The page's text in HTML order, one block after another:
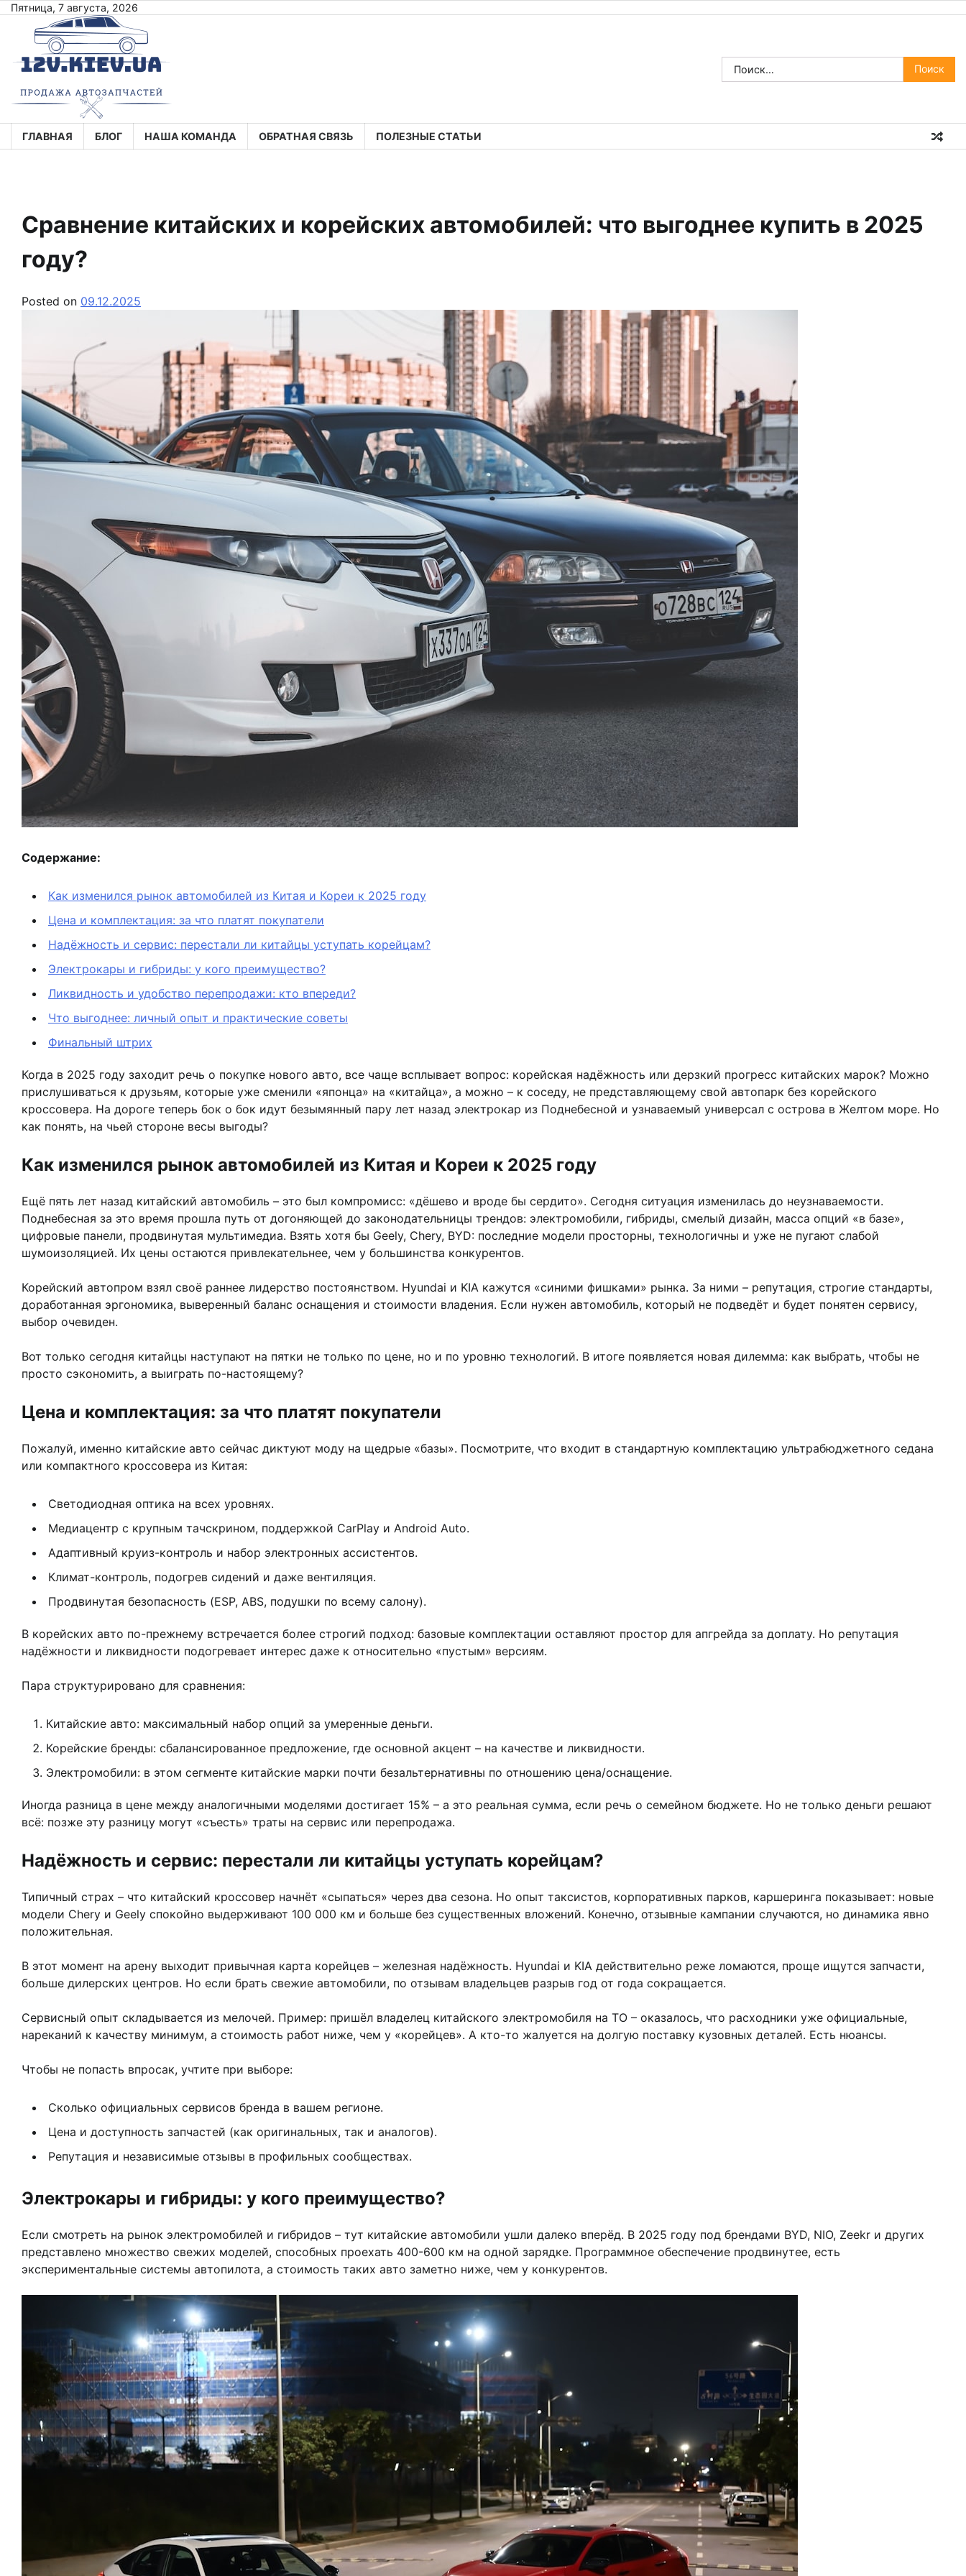
Skip
content
Пятница, 7 августа, 2026
Найти:
ГЛАВНАЯ БЛОГ НАША КОМАНДА ОБРАТНАЯ СВЯЗЬ ПОЛЕЗНЫЕ СТАТЬИ
Сравнение китайских и корейских автомобилей: что выгоднее купить в 2025
году?
Posted on 09.12.2025
Содержание:
Как изменился рынок автомобилей из Китая и Кореи к 2025 году
Цена и комплектация: за что платят покупатели
Надёжность и сервис: перестали ли китайцы уступать корейцам?
Электрокары и гибриды: у кого преимущество?
Ликвидность и удобство перепродажи: кто впереди?
Что выгоднее: личный опыт и практические советы
Финальный штрих
Когда в 2025 году заходит речь о покупке нового авто, все чаще всплывает вопрос: корейская надёжность или дерзкий прогресс китайских марок? Можно
прислушиваться к друзьям, которые уже сменили «японца» на «китайца», а можно – к соседу, не представляющему свой автопарк без корейского
кроссовера. На дороге теперь бок о бок идут безымянный пару лет назад электрокар из Поднебесной и узнаваемый универсал с острова в Желтом море. Но
как понять, на чьей стороне весы выгоды?
Как изменился рынок автомобилей из Китая и Кореи к 2025 году
Ещё пять лет назад китайский автомобиль – это был компромисс: «дёшево и вроде бы сердито». Сегодня ситуация изменилась до неузнаваемости.
Поднебесная за это время прошла путь от догоняющей до законодательницы трендов: электромобили, гибриды, смелый дизайн, масса опций «в базе»,
цифровые панели, продвинутая мультимедиа. Взять хотя бы Geely, Chery, BYD: последние модели просторны, технологичны и уже не пугают слабой
шумоизоляцией. Их цены остаются привлекательнее, чем у большинства конкурентов.
Корейский автопром взял своё раннее лидерство постоянством. Hyundai и KIA кажутся «синими фишками» рынка. За ними – репутация, строгие стандарты,
доработанная эргономика, выверенный баланс оснащения и стоимости владения. Если нужен автомобиль, который не подведёт и будет понятен сервису,
выбор очевиден.
Вот только сегодня китайцы наступают на пятки не только по цене, но и по уровню технологий. В итоге появляется новая дилемма: как выбрать, чтобы не
просто сэкономить, а выиграть по-настоящему?
Цена и комплектация: за что платят покупатели
Пожалуй, именно китайские авто сейчас диктуют моду на щедрые «базы». Посмотрите, что входит в стандартную комплектацию ультрабюджетного седана
или компактного кроссовера из Китая:
Светодиодная оптика на всех уровнях.
Медиацентр с крупным тачскрином, поддержкой CarPlay и Android Auto.
Адаптивный круиз-контроль и набор электронных ассистентов.
Климат-контроль, подогрев сидений и даже вентиляция.
Продвинутая безопасность (ESP, ABS, подушки по всему салону).
В корейских авто по-прежнему встречается более строгий подход: базовые комплектации оставляют простор для апгрейда за доплату. Но репутация
надёжности и ликвидности подогревает интерес даже к относительно «пустым» версиям.
Пара структурировано для сравнения:
Китайские авто: максимальный набор опций за умеренные деньги.
Корейские бренды: сбалансированное предложение, где основной акцент – на качестве и ликвидности.
Электромобили: в этом сегменте китайские марки почти безальтернативны по отношению цена/оснащение.
Иногда разница в цене между аналогичными моделями достигает 15% – а это реальная сумма, если речь о семейном бюджете. Но не только деньги решают
всё: позже эту разницу могут «съесть» траты на сервис или перепродажа.
Надёжность и сервис: перестали ли китайцы уступать корейцам?
Типичный страх – что китайский кроссовер начнёт «сыпаться» через два сезона. Но опыт таксистов, корпоративных парков, каршеринга показывает: новые
модели Chery и Geely спокойно выдерживают 100 000 км и больше без существенных вложений. Конечно, отзывные кампании случаются, но динамика явно
положительная.
В этот момент на арену выходит привычная карта корейцев – железная надёжность. Hyundai и KIA действительно реже ломаются, проще ищутся запчасти,
больше дилерских центров. Но если брать свежие автомобили, по отзывам владельцев разрыв год от года сокращается.
Сервисный опыт складывается из мелочей. Пример: пришёл владелец китайского электромобиля на ТО – оказалось, что расходники уже официальные,
нареканий к качеству минимум, а стоимость работ ниже, чем у «корейцев». А кто-то жалуется на долгую поставку кузовных деталей. Есть нюансы.
Чтобы не попасть впросак, учтите при выборе:
Сколько официальных сервисов бренда в вашем регионе.
Цена и доступность запчастей (как оригинальных, так и аналогов).
Репутация и независимые отзывы в профильных сообществах.
Электрокары и гибриды: у кого преимущество?
Если смотреть на рынок электромобилей и гибридов – тут китайские автомобили ушли далеко вперёд. В 2025 году под брендами BYD, NIO, Zeekr и других
представлено множество свежих моделей, способных проехать 400-600 км на одной зарядке. Программное обеспечение продвинутее, есть
экспериментальные системы автопилота, а стоимость таких авто заметно ниже, чем у конкурентов.